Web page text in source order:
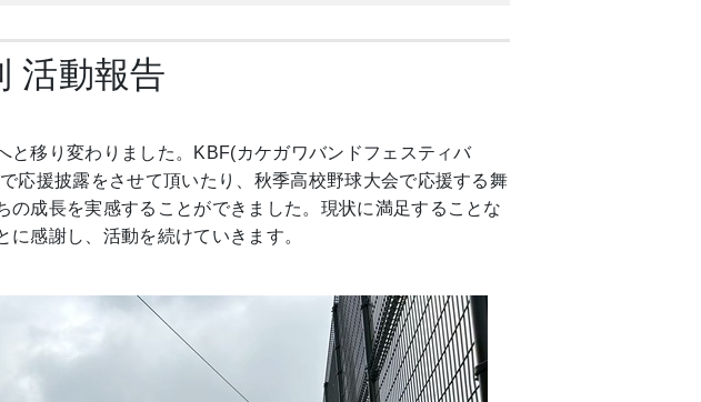
活動報告
と移り変わりました。KBF(カケガワバンドフェスティバ
応援披露をさせて頂いたり、秋季高校野球大会で応援する舞
の成長を実感することができました。現状に満足することな
に感謝し、活動を続けていきます。